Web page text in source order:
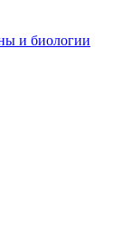
и биологии